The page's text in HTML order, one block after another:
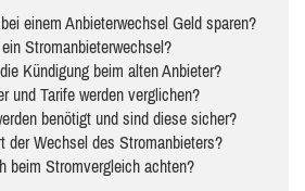
einem Anbieterwechsel Geld sparen?
Stromanbieterwechsel?
Kündigung beim alten Anbieter?
und Tarife werden verglichen?
benötigt und sind diese sicher?
der Wechsel des Stromanbieters?
beim Stromvergleich achten?